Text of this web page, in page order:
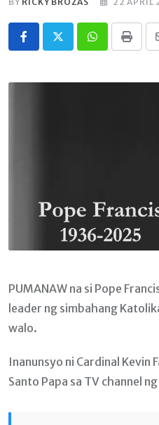
Whatsapp
Print
PUMANAW na si Pope
leader ng simbahang
walo.
Inanunsyo ni Cardinal Kevin
Santo Papa sa TV channel